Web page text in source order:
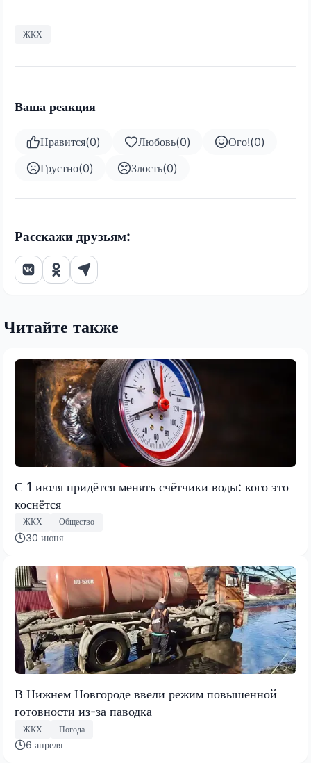
ЖКХ
Ваша реакция
Нравится(0) Любовь(0) Ого!(0)
Грустно(0) Злость(0)
Расскажи друзьям:
Читайте также
С 1 июля придётся менять счётчики воды: кого это
коснётся
ЖКХ Общество
30 июня
В Нижнем Новгороде ввели режим повышенной
готовности из-за паводка
ЖКХ Погода
6 апреля